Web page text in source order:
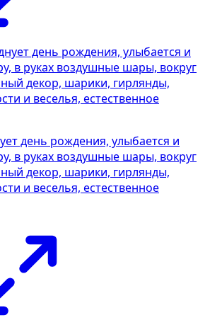
день рождения, улыбается и
в руках воздушные шары, вокруг
декор, шарики, гирлянды,
и веселья, естественное